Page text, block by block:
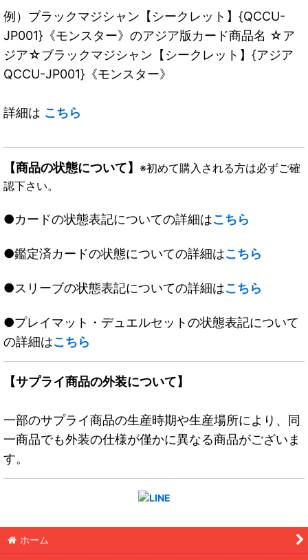
例）ブラックマジシャン【シークレット】{QCCU-
JP001}《モンスター》のアジア版カード商品名 ☆ア
ジア☆ブラックマジシャン【シークレット】{アジア
QCCU-JP001}《モンスター》
詳細は こちら
【商品の状態について】 ※初めて購入される方は必ずご確
認下さい。
●カードの状態表記についての詳細はこちら
●鑑定済カードの状態についての詳細はこちら
●スリーブの状態表記についての詳細はこちら
●プレイマット・デュエルセットの状態表記について
の詳細はこちら
【サプライ商品の外装について】
一部のサプライ商品の生産時期や生産場所により、同
一商品でも外装の仕様が僅かに異なる商品がございま
す。
ホーム